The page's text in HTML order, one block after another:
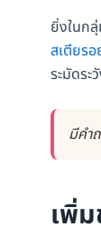
ยิ่งในก
สเตียร
ระมัดร
มีคำ
เพิ่